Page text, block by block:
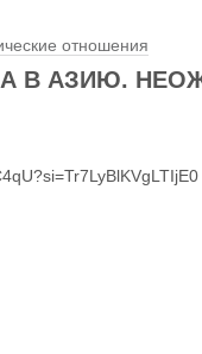
отношения
В АЗИЮ.